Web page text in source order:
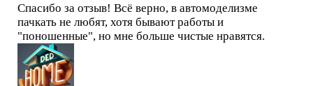
Спасибо за отзыв! Всё верно, в автомоделизме
пачкать не любят, хотя бывают работы и
"поношенные", но мне больше чистые нравятся.